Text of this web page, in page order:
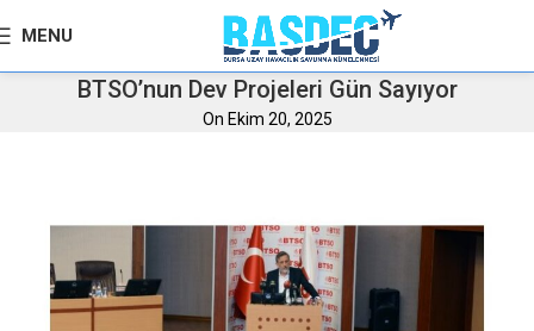
MENU
BTSO’nun Dev Projeleri Gün Sayıyor
On Ekim 20, 2025